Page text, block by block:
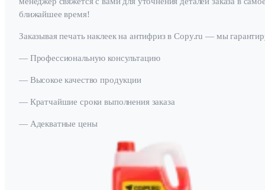
ближайшее время!
Заказывая печать наклеек на антифриз в Copy.ru — мы
— Профессиональную консультацию
— Высокое качество продукции
— Кратчайшие сроки выполнения заказа
— Адекватные цены